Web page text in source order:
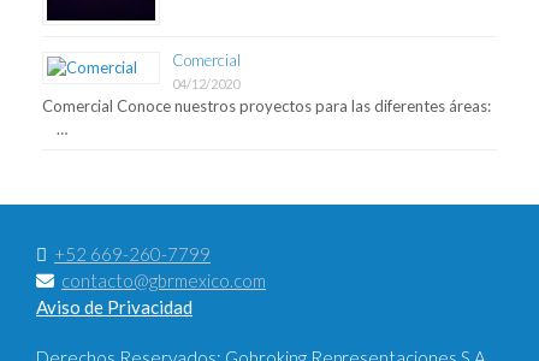
Comercial
04/12/2020
Comercial Conoce nuestros proyectos para las diferentes áreas:
…
+52 669-260-7799
contacto@gbrmexico.com
Aviso de Privacidad